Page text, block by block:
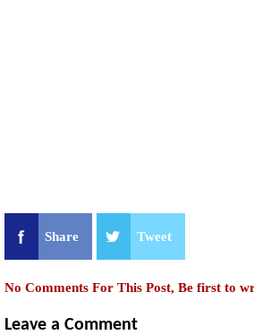
Share Tweet
No Comments For This Post, Be first to
Leave a Comment